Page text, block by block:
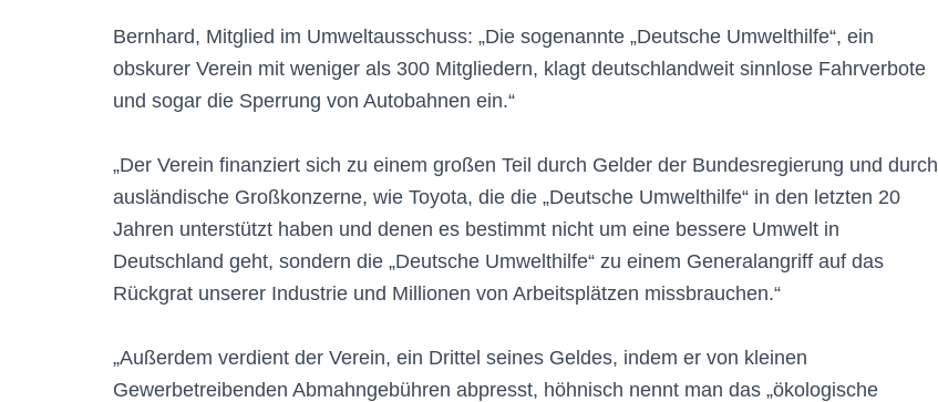
Bernhard, Mitglied im Umweltausschuss: „Die sogenannte „Deutsche Umwelthilfe“, ein
obskurer Verein mit weniger als 300 Mitgliedern, klagt deutschlandweit sinnlose Fahrverbote
und sogar die Sperrung von Autobahnen ein.“
„Der Verein finanziert sich zu einem großen Teil durch Gelder der Bundesregierung und durch
ausländische Großkonzerne, wie Toyota, die die „Deutsche Umwelthilfe“ in den letzten 20
Jahren unterstützt haben und denen es bestimmt nicht um eine bessere Umwelt in
Deutschland geht, sondern die „Deutsche Umwelthilfe“ zu einem Generalangriff auf das
Rückgrat unserer Industrie und Millionen von Arbeitsplätzen missbrauchen.“
„Außerdem verdient der Verein, ein Drittel seines Geldes, indem er von kleinen
Gewerbetreibenden Abmahngebühren abpresst, höhnisch nennt man das „ökologische